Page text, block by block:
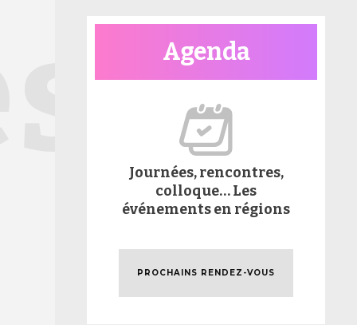
Agenda
Journées, rencontres,
colloque… Les
événements en régions
PROCHAINS RENDEZ-VOUS